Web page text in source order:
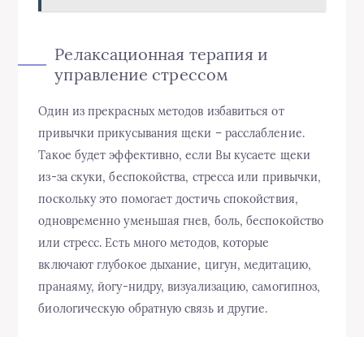
Релаксационная терапия и
управление стрессом
Один из прекрасных методов избавиться от
привычки прикусывания щеки – расслабление.
Такое будет эффективно, если Вы кусаете щеки
из-за скуки, беспокойства, стресса или привычки,
поскольку это помогает достичь спокойствия,
одновременно уменьшая гнев, боль, беспокойство
или стресс. Есть много методов, которые
включают глубокое дыхание, цигун, медитацию,
пранаяму, йогу-нидру, визуализацию, самогипноз,
биологическую обратную связь и другие.